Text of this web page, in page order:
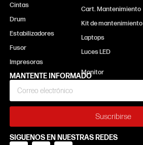
Cintas
Drum
Estabilizadores
Fusor
Impresoras
Cart. Mantenimiento
Kit de mantenimiento
Laptops
Luces LED
MANTENTE INFORMADO
Suscribirse
SIGUENOS EN NUESTRAS REDES